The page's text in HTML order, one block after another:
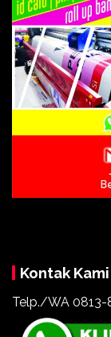
Kontak Kami
Telp./WA 0813-